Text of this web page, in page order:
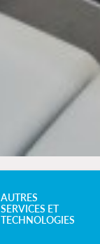
AUTRES
SERVICES ET
TECHNOLOGIES